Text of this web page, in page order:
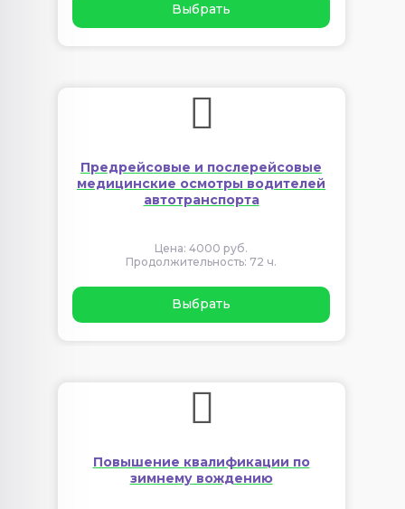
Выбрать
Предрейсовые и послерейсовые
медицинские осмотры водителей
автотранспорта
Цена: 4000 руб.
Продолжительность: 72 ч.
Выбрать
Повышение квалификации по
зимнему вождению